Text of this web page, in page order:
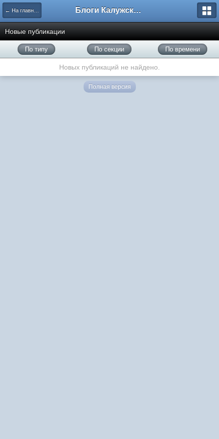
← На главную Блоги Калужского перекрестка
Новые публикации
По типу По секции По времени
Новых публикаций не найдено.
Полная версия